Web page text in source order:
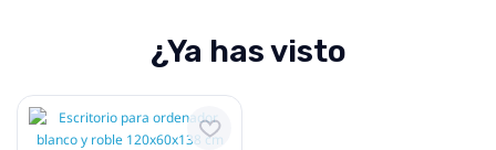
¿Ya has visto